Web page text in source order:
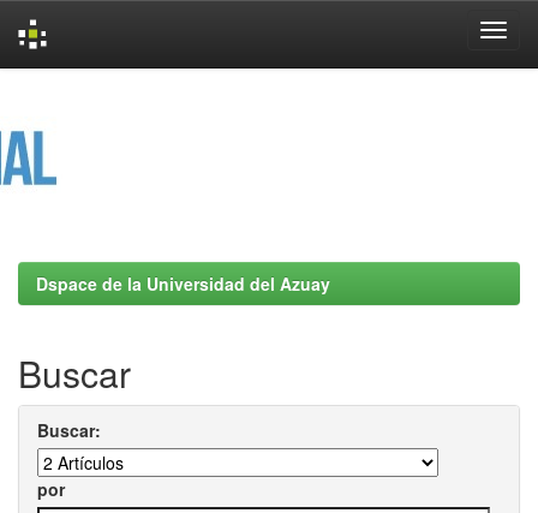
Dspace de la Universidad del Azuay
Buscar
Buscar:
por